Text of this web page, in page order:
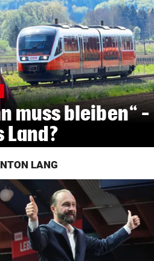
Co KG 2026
muss bleiben“ –
Land?
LANG